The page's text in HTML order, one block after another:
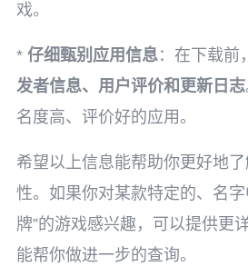
戏。
* 仔细甄别应用信息：在下载前
发者信息、用户评价和更新日志
名度高、评价好的应用。
希望以上信息能帮助你更好地
性。如果你对某款特定的、名
牌”的游戏感兴趣，可以提供更
能帮你做进一步的查询。